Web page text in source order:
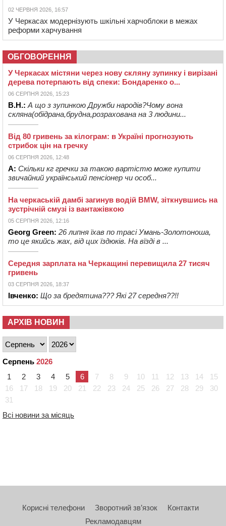
02 ЧЕРВНЯ 2026, 16:57
У Черкасах модернізують шкільні харчоблоки в межах
реформи харчування
ОБГОВОРЕННЯ
У Черкасах містяни через нову скляну зупинку і вирізані
дерева потерпають від спеки: Бондаренко о...
06 СЕРПНЯ 2026, 15:23
В.Н.: А що з зупинкою Дружби народів?Чому вона
скляна(обідрана,брудна,розрахована на 3 людини...
Від 80 гривень за кілограм: в Україні прогнозують
стрибок цін на гречку
06 СЕРПНЯ 2026, 12:48
А: Скільки кг гречки за такою вартістю може купити
звичайний український пенсіонер чи особ...
На черкаській дамбі загинув водій BMW, зіткнувшись на
зустрічній смузі із вантажівкою
05 СЕРПНЯ 2026, 12:16
Georg Green: 26 липня їхав по трасі Умань-Золотоноша,
то це якийсь жах, від цих їздюків. На вїзді в ...
Середня зарплата на Черкащині перевищила 27 тисяч
гривень
03 СЕРПНЯ 2026, 18:37
Івченко: Що за бредятина??? Які 27 середня??!!
АРХІВ НОВИН
Серпень 2026
1
2 3 4 5 6 7 8 9 10 11 12 13 14
15
16
17 18 19 20 21 22 23 24 25 26 27 28 29
30
31
Всі новини за місяць
Корисні телефони Зворотний зв’язок
Контакти
Рекламодавцям